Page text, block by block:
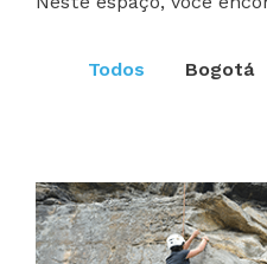
Todos Bogotá